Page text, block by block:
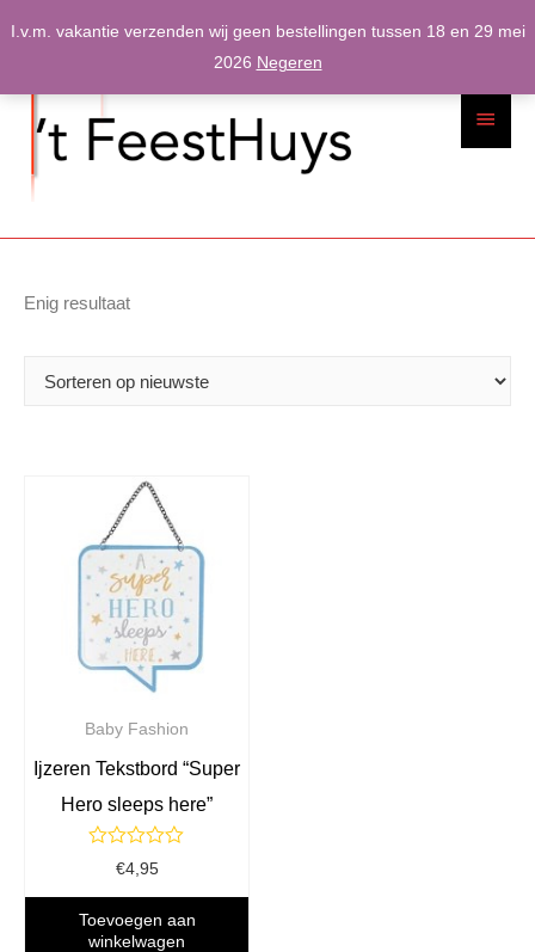
I.v.m. vakantie verzenden wij geen bestellingen tussen 18 en 29 mei
2026 Negeren
Enig resultaat
Baby Fashion
Ijzeren Tekstbord “Super
Hero sleeps here”
Gewaardeerd
uit
5
€4,95
Toevoegen aan
winkelwagen